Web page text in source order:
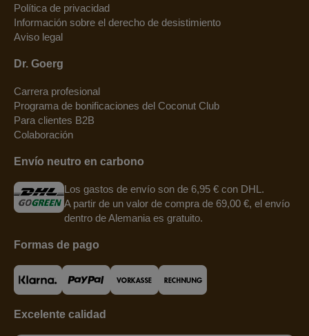
Política de privacidad
Información sobre el derecho de desistimiento
Aviso legal
Dr. Goerg
Carrera profesional
Programa de bonificaciones del Coconut Club
Para clientes B2B
Colaboración
Envío neutro en carbono
Los gastos de envío son de 6,95 € con DHL.
A partir de un valor de compra de 69,00 €, el envío
dentro de Alemania es gratuito.
Formas de pago
Excelente calidad